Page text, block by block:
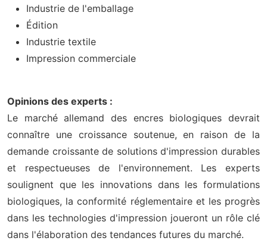
Industrie de l'emballage
Édition
Industrie textile
Impression commerciale
Opinions des experts :
Le marché allemand des encres biologiques devrait
connaître une croissance soutenue, en raison de la
demande croissante de solutions d'impression durables
et respectueuses de l'environnement. Les experts
soulignent que les innovations dans les formulations
biologiques, la conformité réglementaire et les progrès
dans les technologies d'impression joueront un rôle clé
dans l'élaboration des tendances futures du marché.